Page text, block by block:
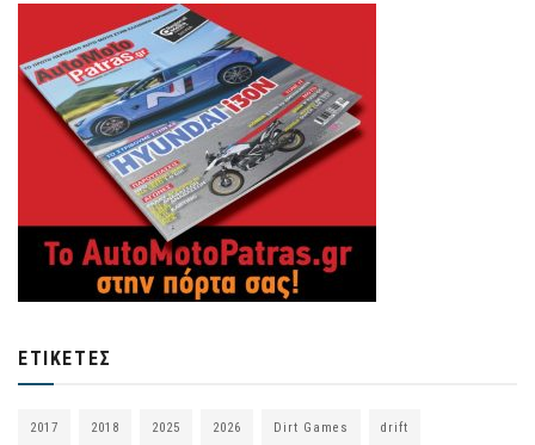
ΕΤΙΚΈΤΕΣ
2017 2018 2025 2026 Dirt Games drift